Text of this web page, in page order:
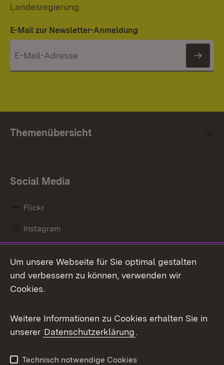
Landesregierung.
E-Mail zur Newsletter-Anmeldung
Themenübersicht
Social Media
Flickr
Instagram
Mastodon
Messenger
Social Wall
X / Twitter
Youtube
Um unsere Webseite für Sie optimal gestalten
und verbessern zu können, verwenden wir
Cookies.
Weitere Informationen zu Cookies erhalten Sie in
unserer Datenschutzerklärung.
Technisch notwendige Cookies